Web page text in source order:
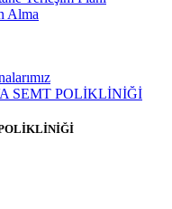
Alma
SEMT POLİKLİNİĞİ